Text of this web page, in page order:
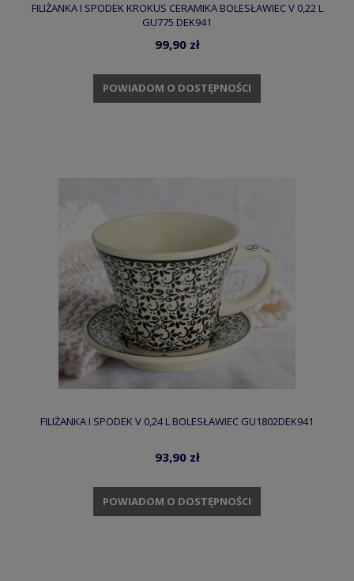
FILIŻANKA I SPODEK KROKUS CERAMIKA BOLESŁAWIEC V 0,22 L
GU775 DEK941
99,90 zł
POWIADOM O DOSTĘPNOŚCI
FILIŻANKA I SPODEK V 0,24 L BOLESŁAWIEC GU1802DEK941
93,90 zł
POWIADOM O DOSTĘPNOŚCI